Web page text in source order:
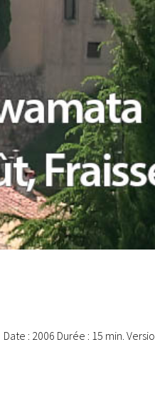
: 2006 Durée : 15 min.